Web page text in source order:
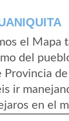
el Mapa
del
Provincia
ir
en el